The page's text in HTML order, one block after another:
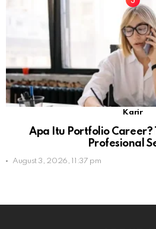
Karir
Apa Itu Portfolio Career?
Profesional
August 3, 2026, 11:37 pm